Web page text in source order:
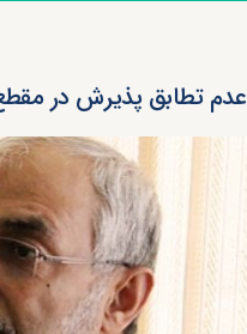
عدم تطابق پذیرش در